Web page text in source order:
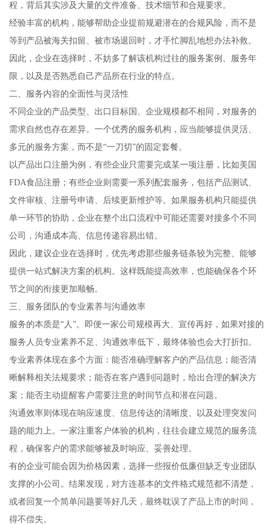
程，背后其实涉及大量的文件准备、技术细节和合规要求。
经验丰富的机构，能够帮助企业提前规避潜在的合规风险，而不是
等到产品被海关扣留、被市场退回时，才手忙脚乱地想办法补救。
因此，企业在选择时，不妨多了解该机构过往的服务案例、服务年
限，以及是否熟悉自己产品所在行业的特点。
二、服务内容的全面性与灵活性
不同企业的产品类型、出口目标国、企业规模都不相同，对服务的
需求自然也存在差异。一个优秀的服务机构，应当能够提供灵活、
多元的服务方案，而不是“一刀切”的固定套餐。
以产品出口注册为例，有些企业只需要完成某一项注册，比如美国
FDA食品注册；有些企业则需要一系列配套服务，包括产品测试、
文件审核、注册号申请、后续更新维护等。如果服务机构只能提供
单一环节的协助，企业在整个出口流程中可能还需要对接多个不同
公司，沟通成本高、信息传递容易出错。
因此，建议企业在选择时，优先考虑那些服务链条较为完整、能够
提供一站式解决方案的机构。这样既能提高效率，也能确保各个环
节之间的衔接更加顺畅。
三、服务团队的专业素养与沟通效率
服务的本质是“人”。即便一家公司规模再大、宣传再好，如果对接的
服务人员专业素养不足、沟通效率低下，最终体验也会大打折扣。
专业素养体现在多个方面：能否准确理解客户的产品信息；能否清
晰解释相关法规要求；能否在客户遇到问题时，给出合理的解决方
案；能否主动提醒客户需要注意的时间节点和潜在问题。
沟通效率则体现在响应速度、信息传达的清晰度、以及处理突发问
题的能力上。一家注重客户体验的机构，往往会建立规范的服务流
程，确保客户的需求能够被及时响应、妥善处理。
有的企业可能会因为价格因素，选择一些报价低廉但缺乏专业团队
支撑的小公司。结果发现，对方连基本的文件格式规范都不清楚，
或者回复一个简单问题要等好几天，最终耽误了产品上市的时间，
得不偿失。